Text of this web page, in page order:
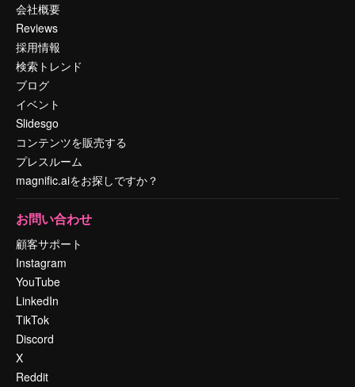
会社概要
Reviews
採用情報
検索トレンド
ブログ
イベント
Slidesgo
コンテンツを販売する
プレスルーム
magnific.aiをお探しですか？
お問い合わせ
顧客サポート
Instagram
YouTube
LinkedIn
TikTok
Discord
X
Reddit